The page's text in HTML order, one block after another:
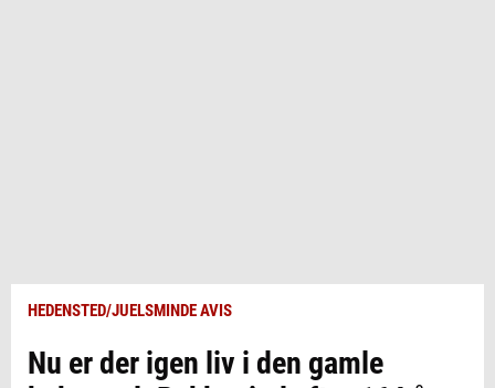
HEDENSTED/JUELSMINDE AVIS
Nu er der igen liv i den gamle